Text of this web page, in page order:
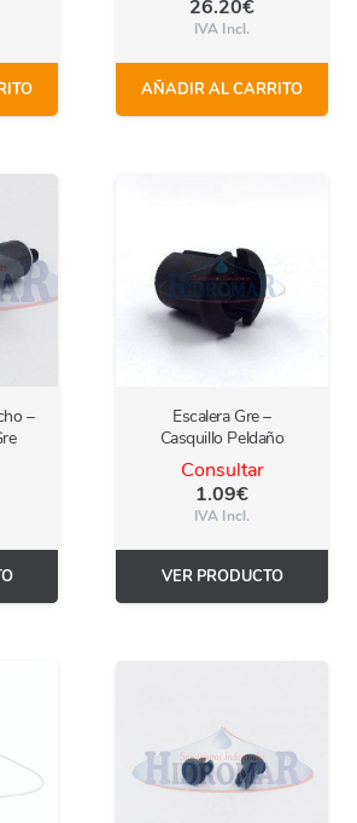
26.20€
IVA Incl.
AÑADIR AL CARRITO
–
Escalera Gre –
Casquillo Peldaño
Consultar
1.09€
IVA Incl.
VER PRODUCTO